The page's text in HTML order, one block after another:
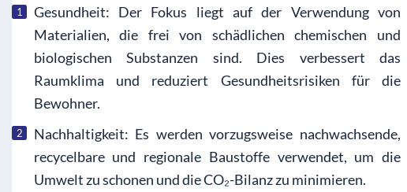
Gesundheit: Der Fokus liegt auf der Verwendung von
Materialien, die frei von schädlichen chemischen und
biologischen Substanzen sind. Dies verbessert das
Raumklima und reduziert Gesundheitsrisiken für die
Bewohner.
Nachhaltigkeit: Es werden vorzugsweise nachwachsende,
recycelbare und regionale Baustoffe verwendet, um die
Umwelt zu schonen und die CO₂-Bilanz zu minimieren.